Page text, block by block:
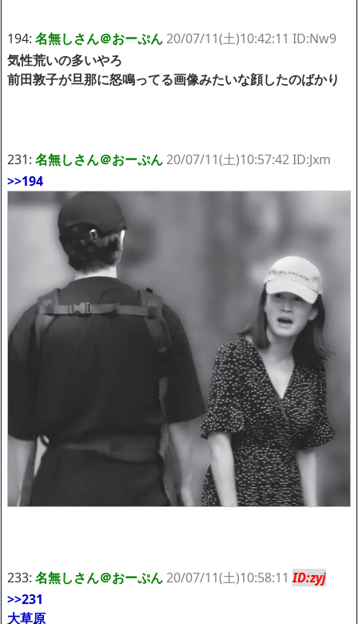
194: 名無しさん＠おーぷん20/07/11(土)10:42:11 ID:Nw9
気性荒いの多いやろ
前田敦子が旦那に怒鳴ってる画像みたいな顔したのばかり
231: 名無しさん＠おーぷん20/07/11(土)10:57:42 ID:Jxm
>>194
233: 名無しさん＠おーぷん20/07/11(土)10:58:11ID:zyj
>>231
大草原